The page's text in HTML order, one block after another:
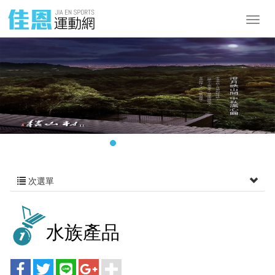
次選單
水族產品